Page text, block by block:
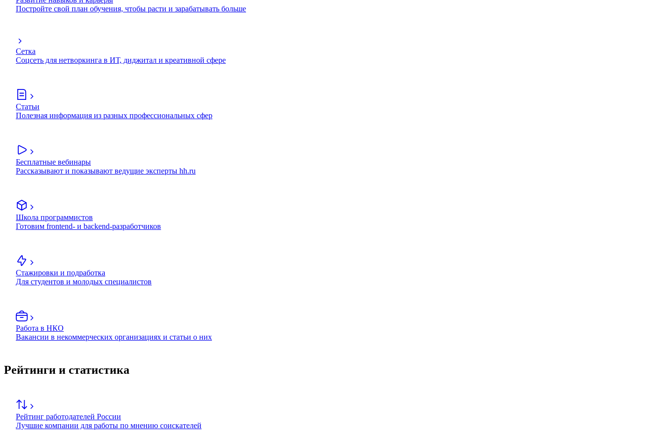
Постройте свой план обучения, чтобы расти и зарабатывать больше
Сетка
Соцсеть для нетворкинга в ИТ, диджитал и креативной сфере
Статьи
Полезная информация из разных профессиональных сфер
Бесплатные вебинары
Рассказывают и показывают ведущие эксперты hh.ru
Школа программистов
Готовим frontend- и backend-разработчиков
Стажировки и подработка
Для студентов и молодых специалистов
Работа в НКО
Вакансии в некоммерческих организациях и статьи о них
Рейтинги и статистика
Рейтинг работодателей России
Лучшие компании для работы по мнению соискателей